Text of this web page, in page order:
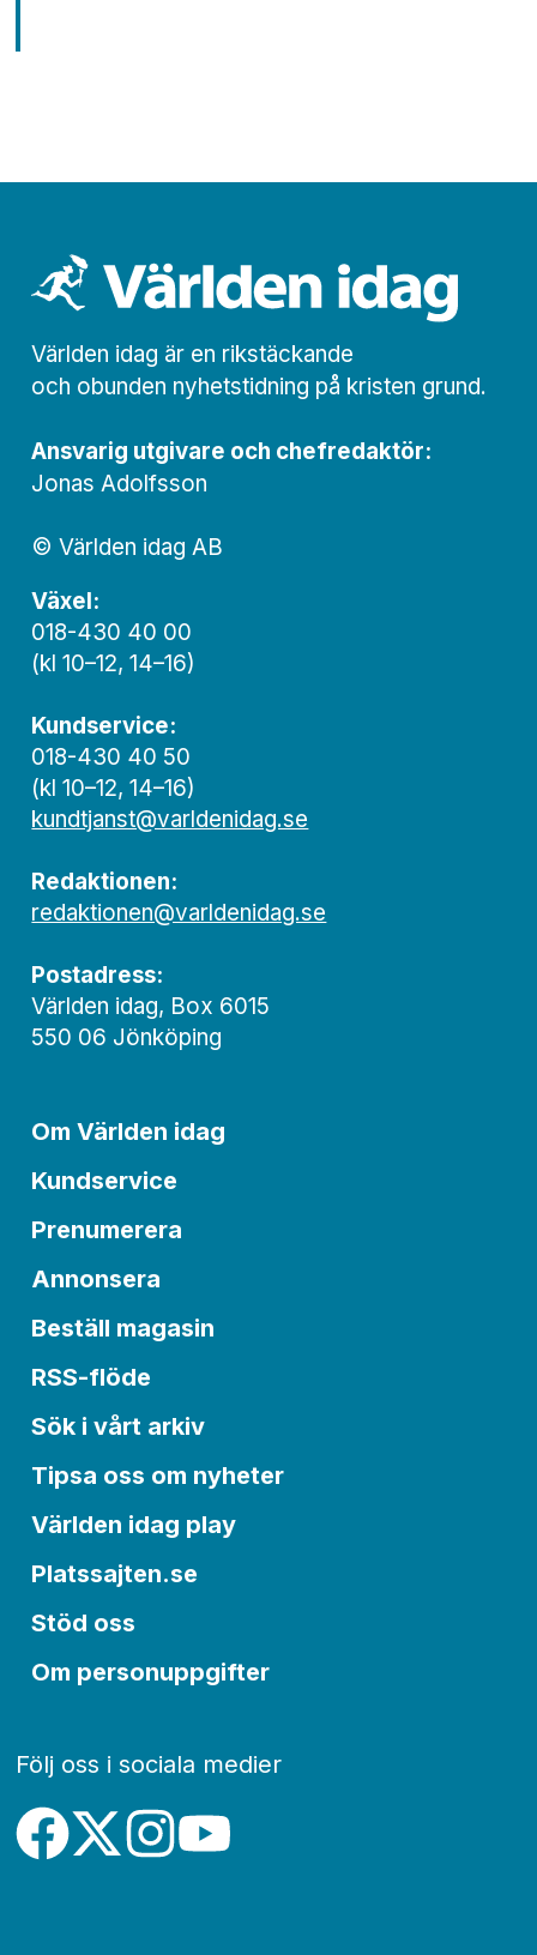
Världen idag är en rikstäckande
och obunden nyhets­­­tidning på kristen grund.
Ansvarig utgivare och chef­redaktör:
Jonas Adolfsson
© Världen idag AB
Växel:
018-430 40 00
(kl 10–12, 14–16)
Kundservice:
018-430 40 50
(kl 10–12, 14–16)
kundtjanst@varldenidag.se
Redaktionen:
redaktionen@varldenidag.se
Postadress:
Världen idag, Box 6015
550 06 Jönköping
Om Världen idag
Kundservice
Prenumerera
Annonsera
Beställ magasin
RSS-flöde
Sök i vårt arkiv
Tipsa oss om nyheter
Världen idag play
Platssajten.se
Stöd oss
Om personuppgifter
Följ oss i sociala medier